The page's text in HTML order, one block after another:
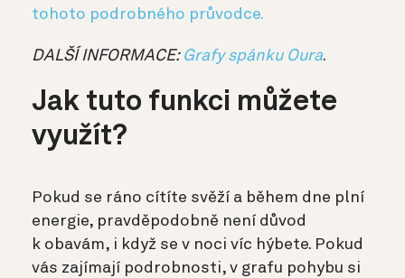
tohoto podrobného průvodce.
DALŠÍ INFORMACE: Grafy spánku Oura.
Jak tuto funkci můžete
využít?
Pokud se ráno cítíte svěží a během dne plní
energie, pravděpodobně není důvod
k obavám, i když se v noci víc hýbete. Pokud
vás zajímají podrobnosti, v grafu pohybu si